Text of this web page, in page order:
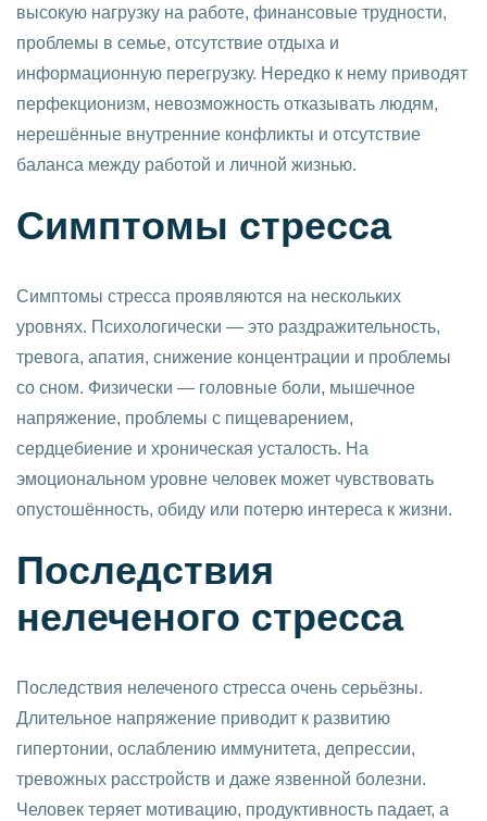
высокую нагрузку на работе, финансовые трудности,
проблемы в семье, отсутствие отдыха и
информационную перегрузку. Нередко к нему приводят
перфекционизм, невозможность отказывать людям,
нерешённые внутренние конфликты и отсутствие
баланса между работой и личной жизнью.
Симптомы стресса
Симптомы стресса проявляются на нескольких
уровнях. Психологически — это раздражительность,
тревога, апатия, снижение концентрации и проблемы
со сном. Физически — головные боли, мышечное
напряжение, проблемы с пищеварением,
сердцебиение и хроническая усталость. На
эмоциональном уровне человек может чувствовать
опустошённость, обиду или потерю интереса к жизни.
Последствия
нелеченого стресса
Последствия нелеченого стресса очень серьёзны.
Длительное напряжение приводит к развитию
гипертонии, ослаблению иммунитета, депрессии,
тревожных расстройств и даже язвенной болезни.
Человек теряет мотивацию, продуктивность падает, а